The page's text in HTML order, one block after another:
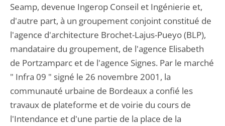
Seamp, devenue Ingerop Conseil et Ingénierie et,
d'autre part, à un groupement conjoint constitué de
l'agence d'architecture Brochet-Lajus-Pueyo (BLP),
mandataire du groupement, de l'agence Elisabeth
de Portzamparc et de l'agence Signes. Par le marché
" Infra 09 " signé le 26 novembre 2001, la
communauté urbaine de Bordeaux a confié les
travaux de plateforme et de voirie du cours de
l'Intendance et d'une partie de la place de la